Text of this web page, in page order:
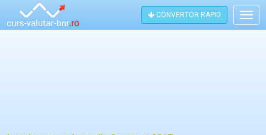
CONVERTOR RAPID